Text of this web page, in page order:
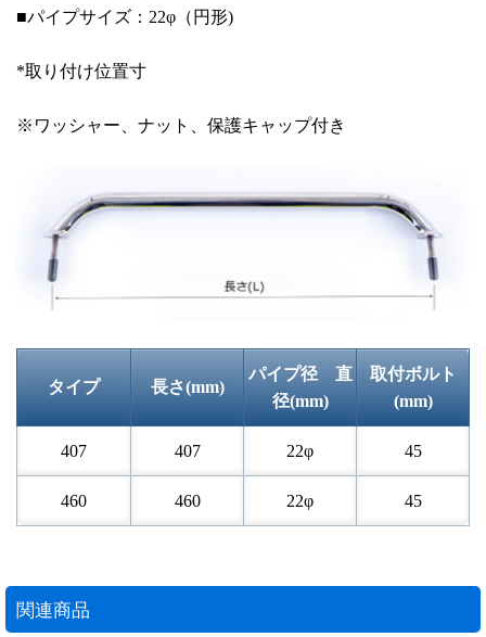
■パイプサイズ：22φ（円形)
*取り付け位置寸
※ワッシャー、ナット、保護キャップ付き
タイプ 長さ(mm)
パイプ径 直
径(mm)
取付ボルト
(mm)
407 407 22φ 45
460 460 22φ 45
関連商品